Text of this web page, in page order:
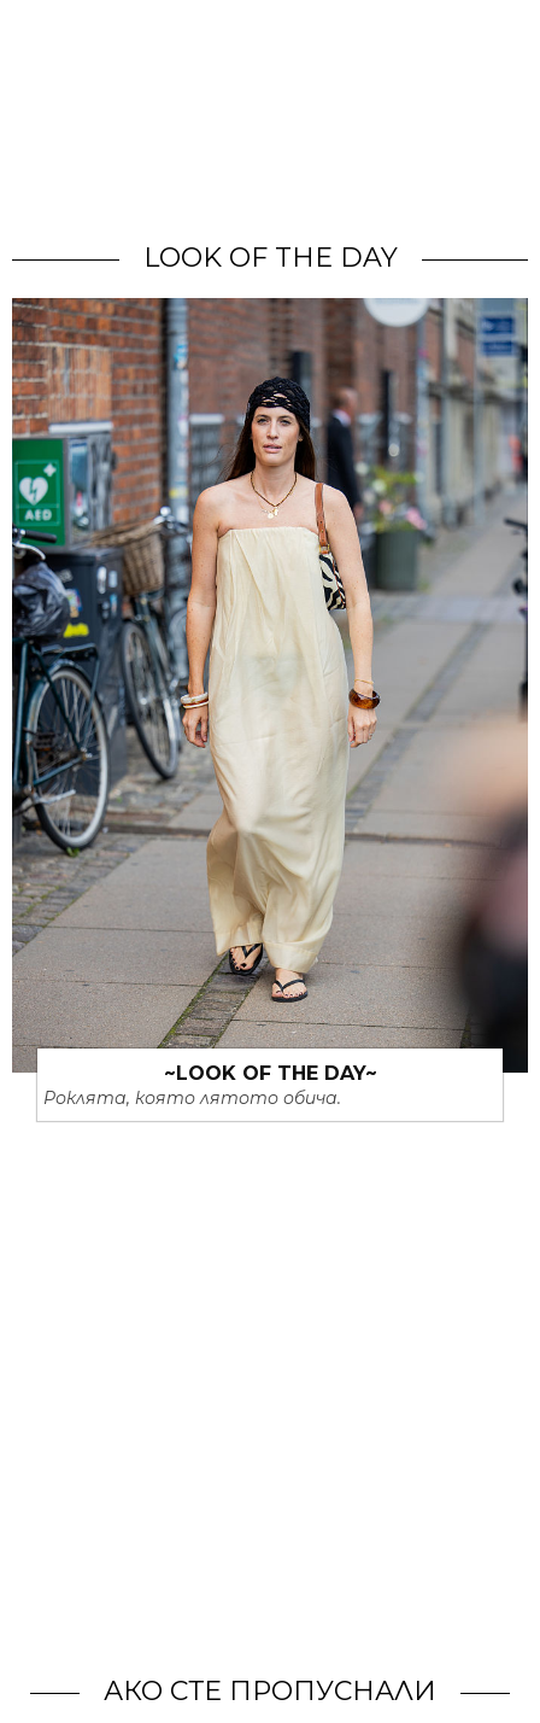
LOOK OF THE DAY
~LOOK OF THE DAY~
Роклята, която лятото обича.
АКО СТЕ ПРОПУСНАЛИ